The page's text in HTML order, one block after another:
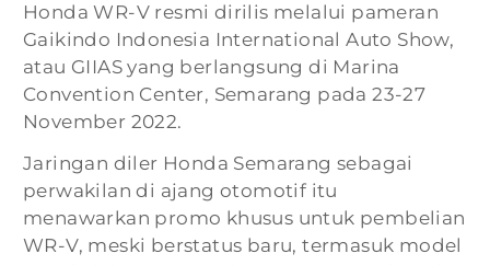
Honda WR-V resmi dirilis melalui pameran
Gaikindo Indonesia International Auto Show,
atau GIIAS yang berlangsung di Marina
Convention Center, Semarang pada 23-27
November 2022.
Jaringan diler Honda Semarang sebagai
perwakilan di ajang otomotif itu
menawarkan promo khusus untuk pembelian
WR-V, meski berstatus baru, termasuk model